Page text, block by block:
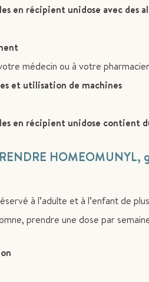
en récipient unidose avec des
médecin ou à votre
et utilisation de machines
en récipient unidose contient
HOMEOMUNYL,
à l’adulte et à l’enfant de
prendre une dose par